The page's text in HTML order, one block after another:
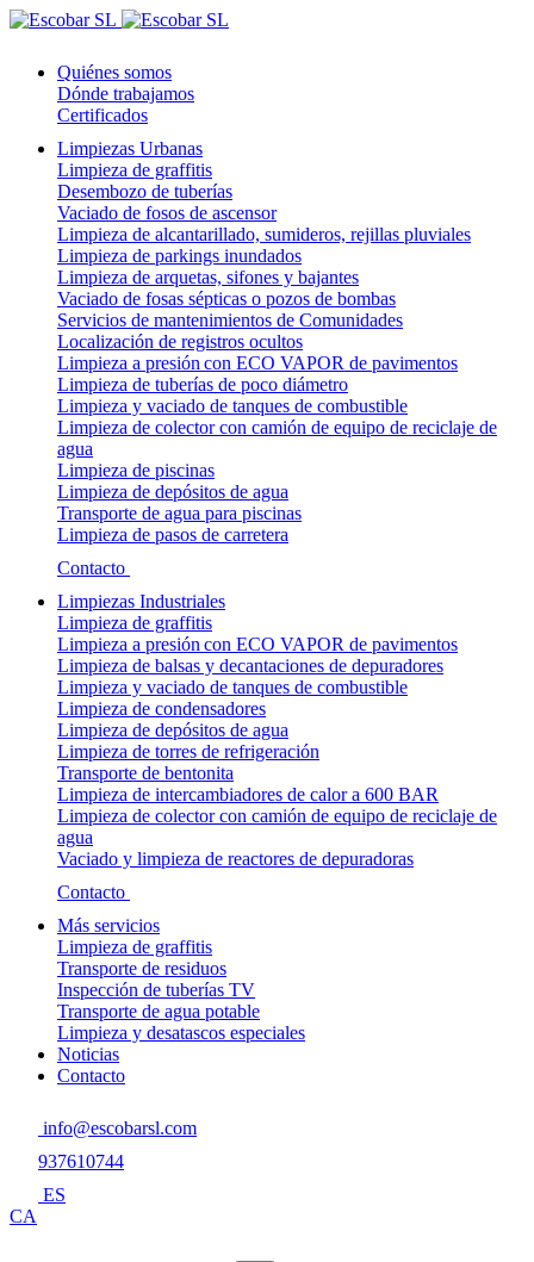
Quiénes somos
Dónde trabajamos
Certificados
Limpiezas Urbanas
Limpieza de graffitis
Desembozo de tuberías
Vaciado de fosos de ascensor
Limpieza de alcantarillado, sumideros, rejillas pluviales
Limpieza de parkings inundados
Limpieza de arquetas, sifones y bajantes
Vaciado de fosas sépticas o pozos de bombas
Servicios de mantenimientos de Comunidades
Localización de registros ocultos
Limpieza a presión con ECO VAPOR de pavimentos
Limpieza de tuberías de poco diámetro
Limpieza y vaciado de tanques de combustible
Limpieza de colector con camión de equipo de reciclaje de
agua
Limpieza de piscinas
Limpieza de depósitos de agua
Transporte de agua para piscinas
Limpieza de pasos de carretera
Contacto
Limpiezas Industriales
Limpieza de graffitis
Limpieza a presión con ECO VAPOR de pavimentos
Limpieza de balsas y decantaciones de depuradores
Limpieza y vaciado de tanques de combustible
Limpieza de condensadores
Limpieza de depósitos de agua
Limpieza de torres de refrigeración
Transporte de bentonita
Limpieza de intercambiadores de calor a 600 BAR
Limpieza de colector con camión de equipo de reciclaje de
agua
Vaciado y limpieza de reactores de depuradoras
Contacto
Más servicios
Limpieza de graffitis
Transporte de residuos
Inspección de tuberías TV
Transporte de agua potable
Limpieza y desatascos especiales
Noticias
Contacto
info@escobarsl.com
937610744
ES
CA